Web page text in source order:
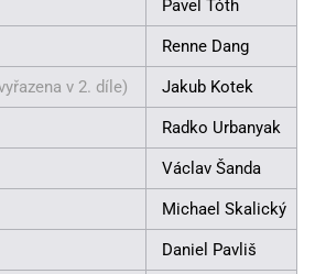
Pavel Tóth
Renne Dang
v 2. díle) Jakub Kotek
Radko Urbanyak
Václav Šanda
Michael Skalický
Daniel Pavliš